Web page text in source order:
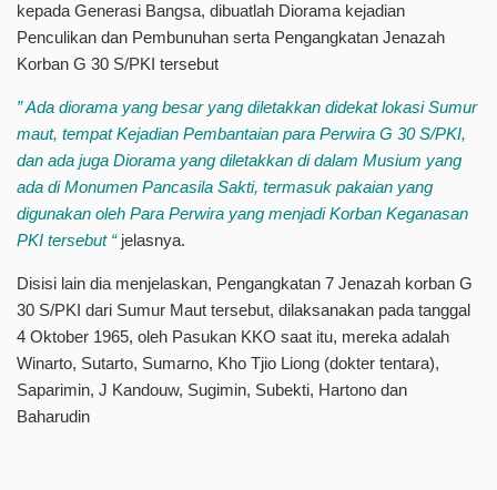
kepada Generasi Bangsa, dibuatlah Diorama kejadian
Penculikan dan Pembunuhan serta Pengangkatan Jenazah
Korban G 30 S/PKI tersebut
” Ada diorama yang besar yang diletakkan didekat lokasi Sumur
maut, tempat Kejadian Pembantaian para Perwira G 30 S/PKI,
dan ada juga Diorama yang diletakkan di dalam Musium yang
ada di Monumen Pancasila Sakti, termasuk pakaian yang
digunakan oleh Para Perwira yang menjadi Korban Keganasan
PKI tersebut “jelasnya.
Disisi lain dia menjelaskan, Pengangkatan 7 Jenazah korban G
30 S/PKI dari Sumur Maut tersebut, dilaksanakan pada tanggal
4 Oktober 1965, oleh Pasukan KKO saat itu, mereka adalah
Winarto, Sutarto, Sumarno, Kho Tjio Liong (dokter tentara),
Saparimin, J Kandouw, Sugimin, Subekti, Hartono dan
Baharudin